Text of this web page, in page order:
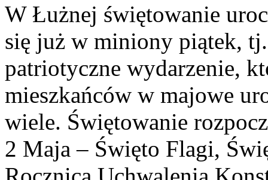
W Łużnej świętowanie
się już w miniony piątek,
patriotyczne wydarzenie,
mieszkańców w majowe
wiele. Świętowanie
2 Maja – Święto Flagi,